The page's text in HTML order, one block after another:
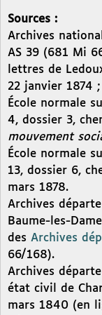
Sources :
Archives
AS 39 (681 Mi
lettres de
22 janvier 1874
École normale
4, dossier 3,
mouvement
École normale
13, dossier 6,
mars 1878.
Archives
Baume-les-
des Archives
66/168).
Archives
état civil de
mars 1840 (en